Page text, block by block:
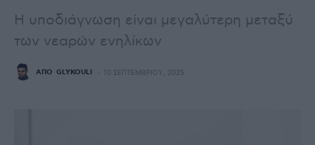
Η υποδιάγνωση είναι μεγαλύτερη μεταξύ
των νεαρών ενηλίκων
ΑΠΌ GLYKOULI 10 ΣΕΠΤΕΜΒΡΊΟΥ, 2025